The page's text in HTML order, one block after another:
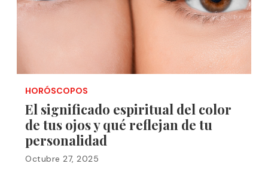
HORÓSCOPOS
El significado espiritual del color
de tus ojos y qué reflejan de tu
personalidad
Octubre 27, 2025